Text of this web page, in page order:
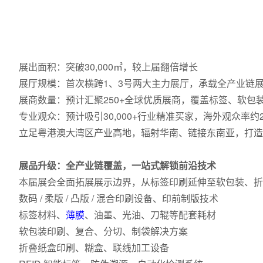
展出面积：突破30,000㎡，较上届翻倍增长
展厅规模：首次横跨1、3号两大主力展厅，承载全产业链
展商数量：预计汇聚250+全球优质展商，覆盖标签、软包
专业观众：预计吸引30,000+行业精准买家，海外观众率约
立足粤港澳大湾区产业高地，辐射华南、链接东南亚，打
展品升级：全产业链覆盖，一站式解锁前沿技术
本届展会全面拓展展示边界，从标签印刷延伸至软包装、
数码 / 柔版 / 凸版 / 混合印刷设备、印前制版技术
标签材料、 薄膜、油墨、光油、刀辊等配套耗材
软包装印刷、复合、分切、制袋解决方案
折叠纸盒印刷、糊盒、联线加工设备